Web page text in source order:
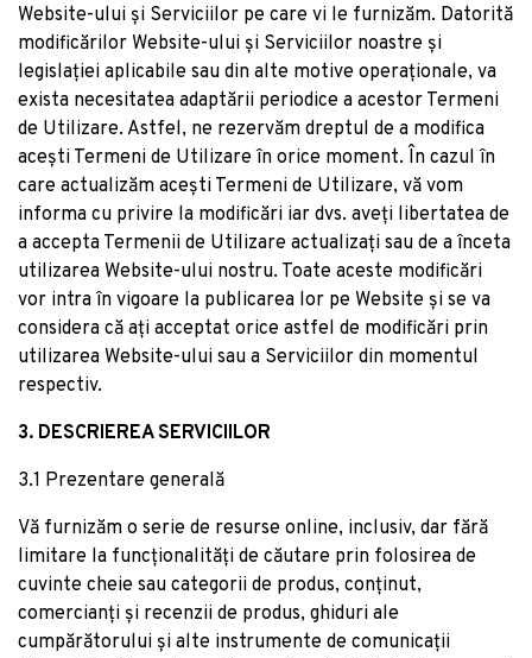
Vezi Mobilier
Birou cu blat alb cu înălțime ajustabilă
80x160 cm Downey – Germania
2.539 lei
Vezi Servirea mesei
Cutit curatare legume Paderno seria 48280
18.5cm negru
53 lei
Dulapuri baie suspendate
Cuiere și suporturi baie
Sisteme montaj baie
Seturi mobilier baie
Rafturi și organizatoare baie
Panouri și uși pentru duș
Seturi baie completă
Vezi Baie
Cabina de dus Walk-In SanSwiss Easy SHADE
2.211 lei
Măsuțe de grădină
Vezi Grădină
Corp de iluminat pentru exterior LED de
perete (înălțime 25 cm) Rhine – Trio
494 lei
Website-ului și Serviciilor pe care vi le furnizăm. Datorită
modificărilor Website-ului și Serviciilor noastre și
legislației aplicabile sau din alte motive operaționale, va
exista necesitatea adaptării periodice a acestor Termeni
de Utilizare. Astfel, ne rezervăm dreptul de a modifica
acești Termeni de Utilizare în orice moment. În cazul în
care actualizăm acești Termeni de Utilizare, vă vom
informa cu privire la modificări iar dvs. aveți libertatea de
a accepta Termenii de Utilizare actualizați sau de a înceta
utilizarea Website-ului nostru. Toate aceste modificări
vor intra în vigoare la publicarea lor pe Website și se va
considera că ați acceptat orice astfel de modificări prin
utilizarea Website-ului sau a Serviciilor din momentul
respectiv.
3. DESCRIEREA SERVICIILOR
3.1 Prezentare generală
Vă furnizăm o serie de resurse online, inclusiv, dar fără
limitare la funcționalități de căutare prin folosirea de
cuvinte cheie sau categorii de produs, conținut,
comercianți și recenzii de produs, ghiduri ale
cumpărătorului și alte instrumente de comunicații